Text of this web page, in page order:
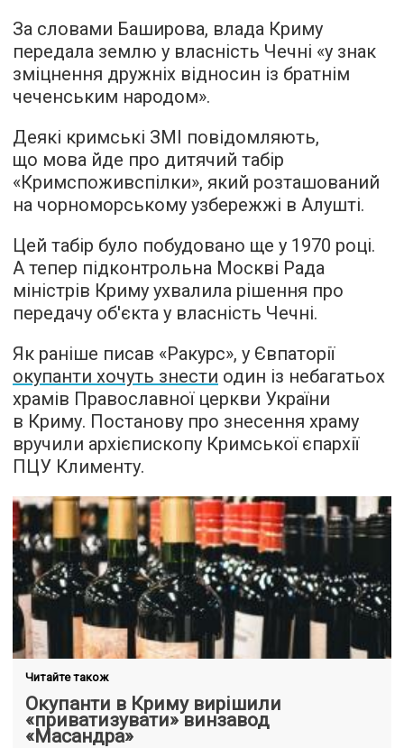
За словами Баширова, влада Криму
передала землю у власність Чечні «у знак
зміцнення дружніх відносин із братнім
чеченським народом».
Деякі кримські ЗМІ повідомляють,
що мова йде про дитячий табір
«Кримспоживспілки», який розташований
на чорноморському узбережжі в Алушті.
Цей табір було побудовано ще у 1970 році.
А тепер підконтрольна Москві Рада
міністрів Криму ухвалила рішення про
передачу об'єкта у власність Чечні.
Як раніше писав «Ракурс», у Євпаторії
окупанти хочуть знести один із небагатьох
храмів Православної церкви України
в Криму. Постанову про знесення храму
вручили архієпископу Кримської єпархії
ПЦУ Клименту.
Читайте також
Окупанти в Криму вирішили
«приватизувати» винзавод
«Масандра»